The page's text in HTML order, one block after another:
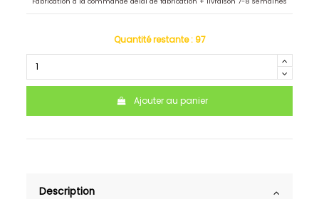
Quantité restante : 97
Ajouter au panier
Description